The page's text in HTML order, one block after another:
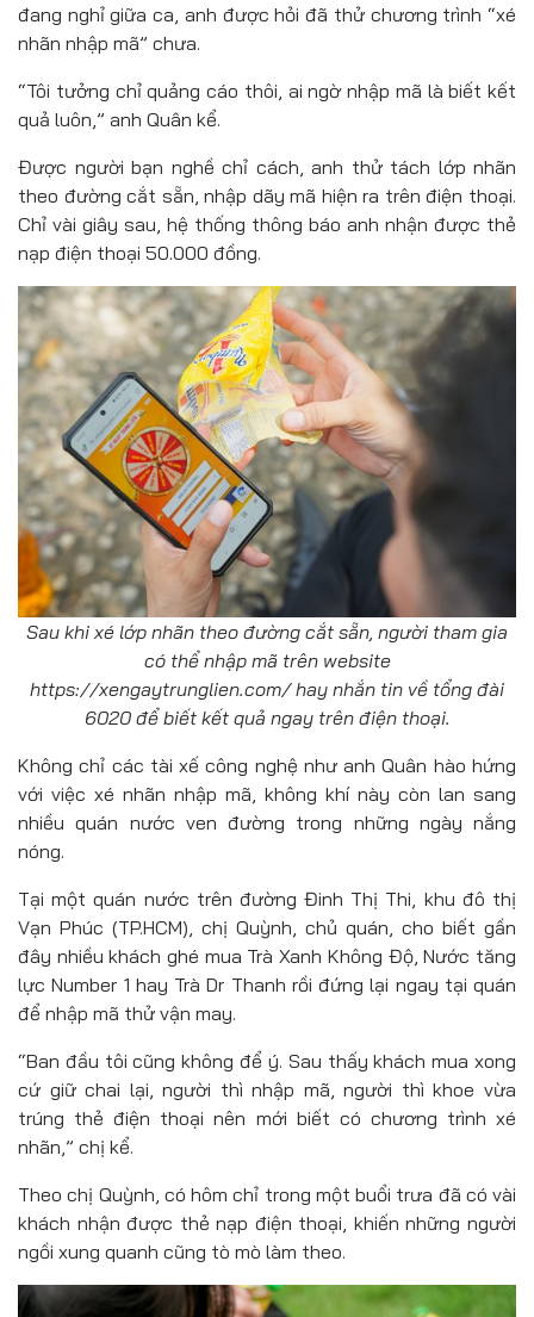
đang nghỉ giữa ca, anh được hỏi đã thử chương trình “xé
nhãn nhập mã” chưa.
“Tôi tưởng chỉ quảng cáo thôi, ai ngờ nhập mã là biết kết
quả luôn,” anh Quân kể.
Được người bạn nghề chỉ cách, anh thử tách lớp nhãn
theo đường cắt sẵn, nhập dãy mã hiện ra trên điện thoại.
Chỉ vài giây sau, hệ thống thông báo anh nhận được thẻ
nạp điện thoại 50.000 đồng.
Sau khi xé lớp nhãn theo đường cắt sẵn, người tham gia
có thể nhập mã trên website
https://xengaytrunglien.com/ hay nhắn tin về tổng đài
6020 để biết kết quả ngay trên điện thoại.
Không chỉ các tài xế công nghệ như anh Quân hào hứng
với việc xé nhãn nhập mã, không khí này còn lan sang
nhiều quán nước ven đường trong những ngày nắng
nóng.
Tại một quán nước trên đường Đinh Thị Thi, khu đô thị
Vạn Phúc (TP.HCM), chị Quỳnh, chủ quán, cho biết gần
đây nhiều khách ghé mua Trà Xanh Không Độ, Nước tăng
lực Number 1 hay Trà Dr Thanh rồi đứng lại ngay tại quán
để nhập mã thử vận may.
“Ban đầu tôi cũng không để ý. Sau thấy khách mua xong
cứ giữ chai lại, người thì nhập mã, người thì khoe vừa
trúng thẻ điện thoại nên mới biết có chương trình xé
nhãn,” chị kể.
Theo chị Quỳnh, có hôm chỉ trong một buổi trưa đã có vài
khách nhận được thẻ nạp điện thoại, khiến những người
ngồi xung quanh cũng tò mò làm theo.